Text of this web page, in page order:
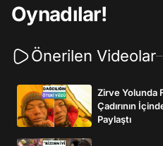
Oynadılar!
Önerilen Videolar
Zirve Yolunda
Çadırının
Paylaştı